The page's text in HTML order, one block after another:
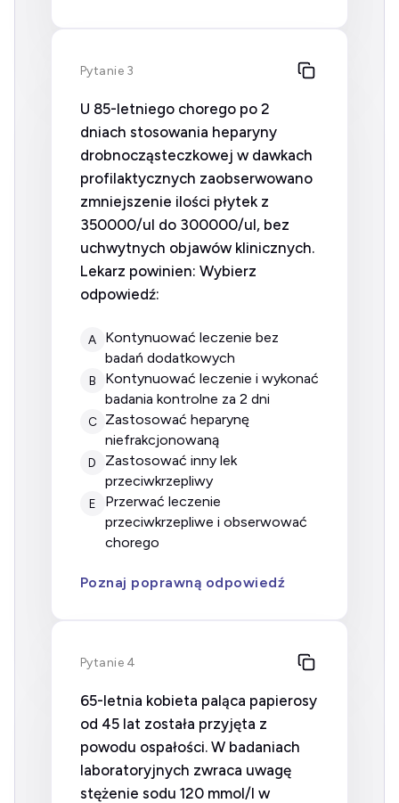
Pytanie 3
U 85-letniego chorego po 2
dniach stosowania heparyny
drobnocząsteczkowej w dawkach
profilaktycznych zaobserwowano
zmniejszenie ilości płytek z
350000/ul do 300000/ul, bez
uchwytnych objawów klinicznych.
Lekarz powinien: Wybierz
odpowiedź:
A
kontynuować leczenie bez
badań dodatkowych
B
kontynuować leczenie i wykonać
badania kontrolne za 2 dni
C
zastosować heparynę
niefrakcjonowaną
D
zastosować inny lek
przeciwkrzepliwy
E
przerwać leczenie
przeciwkrzepliwe i obserwować
chorego
Poznaj poprawną odpowiedź
Pytanie 4
65-letnia kobieta paląca papierosy
od 45 lat została przyjęta z
powodu ospałości. W badaniach
laboratoryjnych zwraca uwagę
stężenie sodu 120 mmol/l w